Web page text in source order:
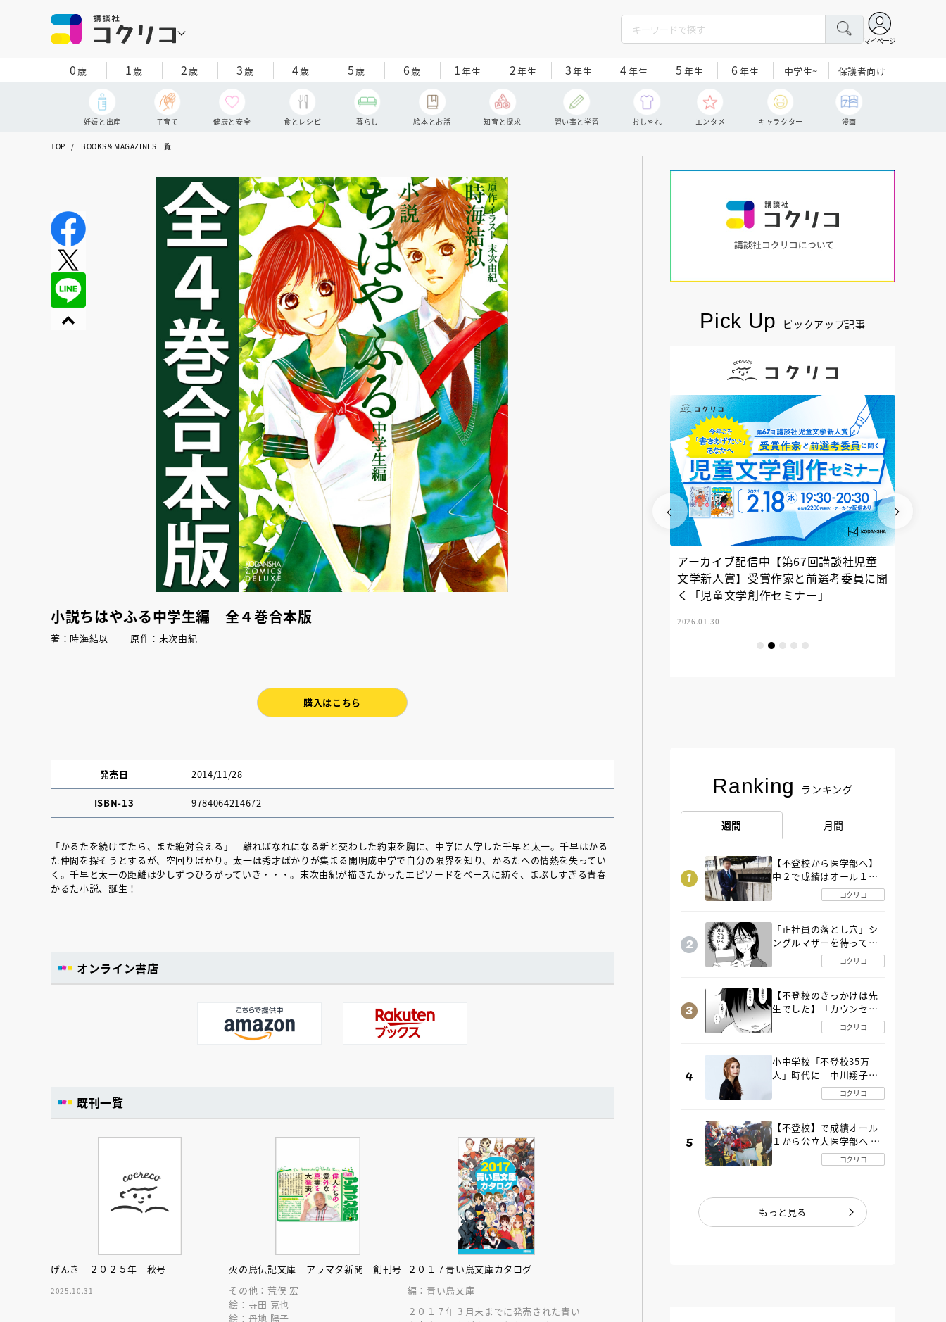
マイページ
0歳 1歳 2歳 3歳 4歳 5歳 6歳 1年生 2年生 3年生 4年生 5 年生 6年生 中学生~ 保護者向け
妊娠と出産 子育て 健康と安全 食とレシピ 暮らし 絵本とお話 知育と探求 習い事と学習 おしゃれ エンタメ キャラクター 漫画
TOP BOOKS＆MAGAZINES一覧
小説ちはやふる中学生編 全４巻合本版
著：時海結以 原作：末次由紀
購入はこちら
発売日 2014/11/28
ISBN-13 9784064214672
「かるたを続けてたら、また絶対会える」 離ればなれになる新と交わした約束を胸に、中学に入学した千早と太一。千早はかる
た仲間を探そうとするが、空回りばかり。太一は秀才ばかりが集まる開明成中学で自分の限界を知り、かるたへの情熱を失ってい
く。千早と太一の距離は少しずつひろがっていき・・・。末次由紀が描きたかったエピソードをベースに紡ぐ、まぶしすぎる青春
かるた小説、誕生！
オンライン書店
既刊一覧
げんき ２０２５年 秋号
2025.10.31
火の鳥伝記文庫 アラマタ新聞 創刊号
その他：荒俣 宏
絵：寺田 克也
絵：丹地 陽子
２０１７青い鳥文庫カタログ
編：青い鳥文庫
２０１７年３月末までに発売された青い
Pick Up ピックアップ記事
『NO.６再会』（あさのあつこ）特設サ
イト ＃４ 2026年９月30日発売決定！
2025.02.17
フリースクールという選択
アーカイブ配信中【第67回講談社児童
文学新人賞】受賞作家と前選考委員に聞
く「児童文学創作セミナー」
2026.01.30
Ranking ランキング
週間 月間
【不登校から医学部へ】
中２で成績はオール１
「昼夜逆転」したわが子
を”夜遊び”に連れ出した
コクリコ
「正社員の落とし穴」シ
ングルマザーを待ってい
た“魔の２年間”【後編】
コクリコ
【不登校のきっかけは先
生でした】「カウンセリ
ングの時間」生徒の情報
をバラしたのは…《第２
コクリコ
小中学校「不登校35万
人」時代に 中川翔子さ
んが審査委員長「不登校
生動画甲子園 2026」が開
コクリコ
【不登校】で成績オール
１から公立大医学部へ 中
２で起立性調節障害「治
るまで３年」の診断 その
コクリコ
もっと見る